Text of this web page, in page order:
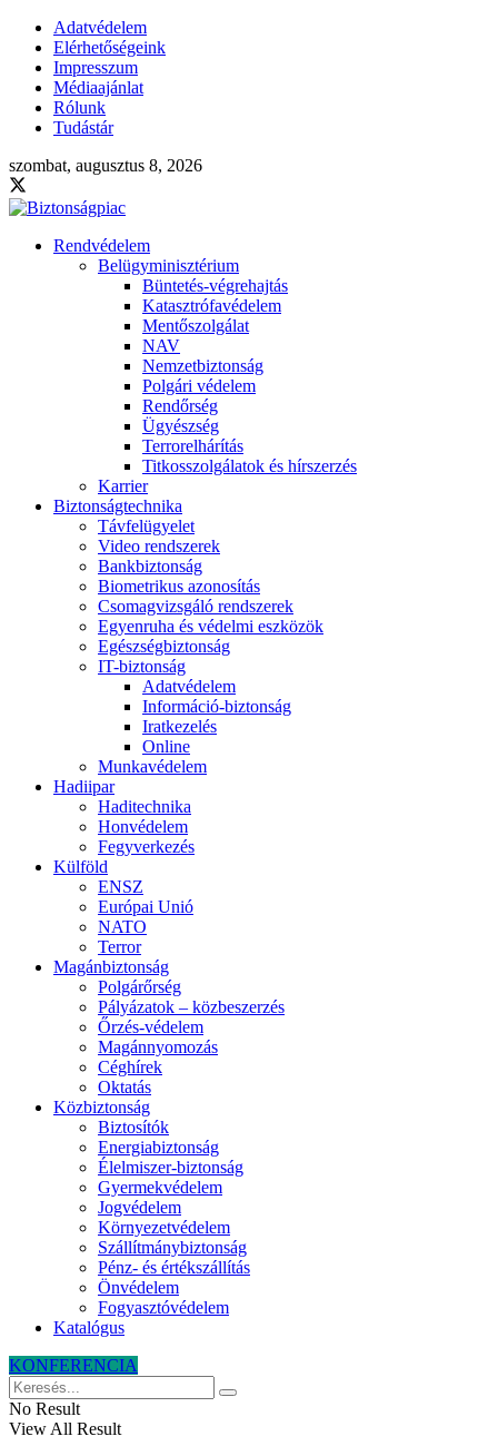
Adatvédelem
Elérhetőségeink
Impresszum
Médiaajánlat
Rólunk
Tudástár
szombat, augusztus 8, 2026
Rendvédelem
Belügyminisztérium
Büntetés-végrehajtás
Katasztrófavédelem
Mentőszolgálat
NAV
Nemzetbiztonság
Polgári védelem
Rendőrség
Ügyészség
Terrorelhárítás
Titkosszolgálatok és hírszerzés
Karrier
Biztonságtechnika
Távfelügyelet
Video rendszerek
Bankbiztonság
Biometrikus azonosítás
Csomagvizsgáló rendszerek
Egyenruha és védelmi eszközök
Egészségbiztonság
IT-biztonság
Adatvédelem
Információ-biztonság
Iratkezelés
Online
Munkavédelem
Hadiipar
Haditechnika
Honvédelem
Fegyverkezés
Külföld
ENSZ
Európai Unió
NATO
Terror
Magánbiztonság
Polgárőrség
Pályázatok – közbeszerzés
Őrzés-védelem
Magánnyomozás
Céghírek
Oktatás
Közbiztonság
Biztosítók
Energiabiztonság
Élelmiszer-biztonság
Gyermekvédelem
Jogvédelem
Környezetvédelem
Szállítmánybiztonság
Pénz- és értékszállítás
Önvédelem
Fogyasztóvédelem
Katalógus
KONFERENCIA
No Result
View All Result